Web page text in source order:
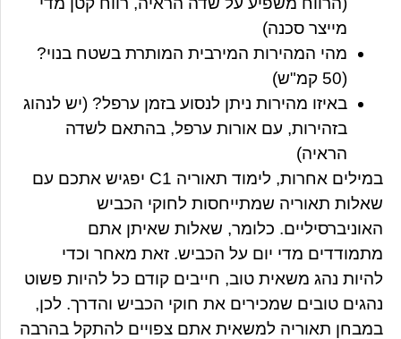
מייצר סכנה)
מהי המהירות המירבית המותרת בשטח בנוי?
(50 קמ"ש)
באיזו מהירות ניתן לנסוע בזמן ערפל? (יש לנהוג
בזהירות, עם אורות ערפל, בהתאם לשדה
הראיה)
במילים אחרות, לימוד תאוריה C1 יפגיש אתכם עם
שאלות תאוריה שמתייחסות לחוקי הכביש
האוניברסיליים. כלומר, שאלות שאיתן אתם
מתמודדים מדי יום על הכביש. זאת מאחר וכדי
להיות נהג משאית טוב, חייבים קודם כל להיות פשוט
נהגים טובים שמכירים את חוקי הכביש והדרך. לכן,
במבחן תאוריה למשאית אתם צפויים להתקל בהרבה